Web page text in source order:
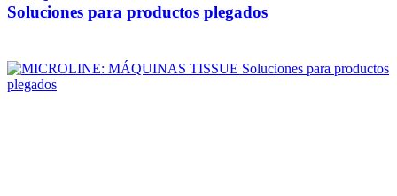
Soluciones para productos plegados